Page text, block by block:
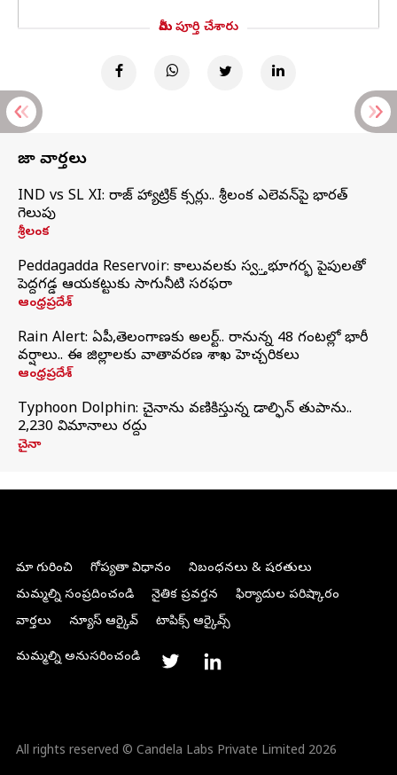
మీరు పూర్తి చేశారు
తాజా వార్తలు
IND vs SL XI: సిరాజ్‌ హ్యాట్రిక్‌ సిక్సర్లు.. శ్రీలంక ఎలెవన్‌పై భారత్‌
గెలుపు
శ్రీలంక
Peddagadda Reservoir: కాలువలకు స్వస్తి.. భూగర్భ పైపులతో
పెద్దగడ్డ ఆయకట్టుకు సాగునీటి సరఫరా
ఆంధ్రప్రదేశ్
Rain Alert: ఏపీ,తెలంగాణకు అలర్ట్.. రానున్న 48 గంటల్లో భారీ
వర్షాలు.. ఈ జిల్లాలకు వాతావరణ శాఖ హెచ్చరికలు
ఆంధ్రప్రదేశ్
Typhoon Dolphin: చైనాను వణికిస్తున్న డాల్ఫిన్‌ తుపాను..
2,230 విమానాలు రద్దు
చైనా
మా గురించి గోప్యతా విధానం
నిబంధనలు & షరతులు
మమ్మల్ని సంప్రదించండి
నైతిక ప్రవర్తన
ఫిర్యాదుల పరిష్కారం
వార్తలు
న్యూస్ ఆర్కైవ్ టాపిక్స్ ఆర్కైవ్స్
మమ్మల్ని అనుసరించండి
All rights reserved © Candela Labs Private Limited 2026